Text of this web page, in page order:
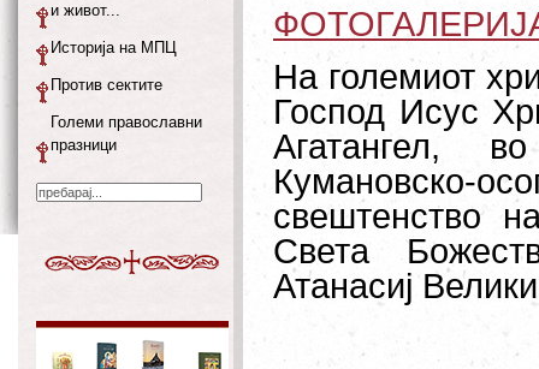
На големиот
Господ Исус
Агатангел,
Кумановско-
свештенство
Света
Атанасиј
и живот...
Историја на МПЦ
Против сектите
Големи православни
празници